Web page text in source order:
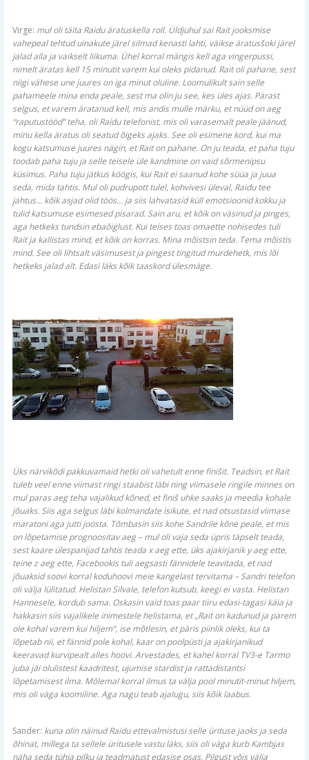
Virge: mul oli täita Raidu äratuskella roll. Üldjuhul sai Rait jooksmise
vahepeal tehtud uinakute järel silmad kenasti lahti, väikse äratusšoki järel
jalad alla ja vaikselt liikuma. Ühel korral mängis kell aga vingerpussi,
nimelt äratas kell 15 minutit varem kui oleks pidanud. Rait oli pahane, sest
niigi vähese une juures on iga minut oluline. Loomulikult sain selle
pahameele mina enda peale, sest ma olin ju see, kes üles ajas. Pärast
selgus, et varem äratanud kell, mis andis mulle märku, et nüüd on aeg
“raputustööd” teha, oli Raidu telefonist, mis oli varasemalt peale jäänud,
minu kella äratus oli seatud õigeks ajaks. See oli esimene kord, kui ma
kogu katsumuse juures nägin, et Rait on pahane. On ju teada, et paha tuju
toodab paha tuju ja selle teisele üle kandmine on vaid sõrmenipsu
küsimus. Paha tuju jätkus köögis, kui Rait ei saanud kohe süüa ja juua
seda, mida tahtis. Mul oli pudrupott tulel, kohvivesi üleval, Raidu tee
jahtus… kõik asjad olid töös… ja siis lahvatasid küll emotsioonid kokku ja
tulid katsumuse esimesed pisarad. Sain aru, et kõik on väsinud ja pinges,
aga hetkeks tundsin ebaõiglust. Kui teises toas omaette nohisedes tuli
Rait ja kallistas mind, et kõik on korras. Mina mõistsin teda. Tema mõistis
mind. See oli lihtsalt väsimusest ja pingest tingitud murdehetk, mis lõi
hetkeks jalad alt. Edasi läks kõik taaskord ülesmäge.
Üks närvikõdi pakkuvamaid hetki oli vahetult enne finišit. Teadsin, et Rait
tuleb veel enne viimast ringi staabist läbi ning viimasele ringile minnes on
mul paras aeg teha vajalikud kõned, et finiš uhke saaks ja meedia kohale
jõuaks. Siis aga selgus läbi kolmandate isikute, et nad otsustasid viimase
maratoni aga jutti joosta. Tõmbasin siis kohe Sandrile kõne peale, et mis
on lõpetamise prognoositav aeg – mul oli vaja seda üpris täpselt teada,
sest kaare ülespanijad tahtis teada x aeg ette, üks ajakirjanik y aeg ette,
teine z aeg ette, Facebookis tuli aegsasti fännidele teavitada, et nad
jõuaksid soovi korral koduhoovi meie kangelast tervitama – Sandri telefon
oli välja lülitatud. Helistan Silvale, telefon kutsub, keegi ei vasta. Helistan
Hannesele, kordub sama. Oskasin vaid toas paar tiiru edasi-tagasi käia ja
hakkasin siis vajalikele inimestele helistama, et „Rait on kadunud ja parem
ole kohal varem kui hiljem“, ise mõtlesin, et päris piinlik oleks, kui ta
lõpetab nii, et fännid pole kohal, kaar on poolpüsti ja ajakirjanikud
keeravad kurvipealt alles hoovi. Arvestades, et kahel korral TV3-e Tarmo
juba jäi olulistest kaadritest, ujumise stardist ja rattadistantsi
lõpetamisest ilma. Mõlemal korral ilmus ta välja pool minutit-minut hiljem,
mis oli väga koomiline. Aga nagu teab ajalugu, siis kõik laabus.
Sander: kuna olin näinud Raidu ettevalmistusi selle ürituse jaoks ja seda
õhinat, millega ta sellele üritusele vastu läks, siis oli väga kurb Kambjas
näha seda tühja pilku ja teadmatust edasise osas. Pilgust võis välja